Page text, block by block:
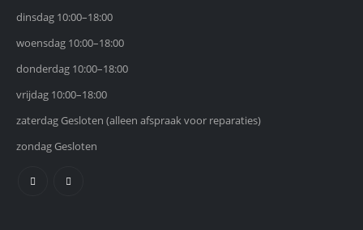
dinsdag 10:00–18:00
woensdag 10:00–18:00
donderdag 10:00–18:00
vrijdag 10:00–18:00
zaterdag Gesloten (alleen afspraak voor reparaties)
zondag Gesloten